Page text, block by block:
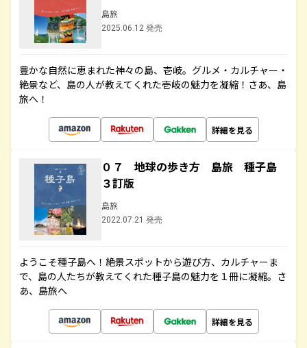
島旅
2025.06.12 発売
豊かな自然に恵まれた神々の島、壱岐。グルメ・カルチャー・
絶景など、島の人が教えてくれた壱岐の魅力を凝縮！さあ、島
旅へ！
詳細を見る
０７ 地球の歩き方 島旅 種子島
３訂版
島旅
2022.07.21 発売
ようこそ種子島へ！絶景スポットから遊び方、カルチャーま
で、島の人たちが教えてくれた種子島の魅力を１冊に凝縮。さ
あ、島旅へ
詳細を見る